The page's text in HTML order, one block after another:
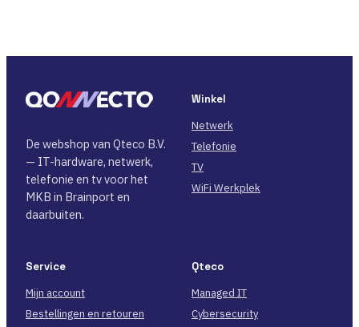
De webshop van Qteco B.V.
— IT-hardware, netwerk,
telefonie en tv voor het
MKB in Brainport en
daarbuiten.
Winkel
Netwerk
Telefonie
TV
WiFi Werkplek
Service
Mijn account
Bestellingen en retouren
Qteco
Managed IT
Cybersecurity